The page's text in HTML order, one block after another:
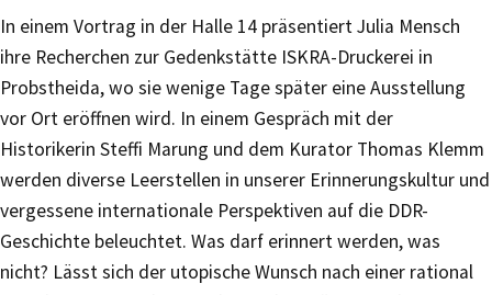
In einem Vortrag in der Halle 14 präsentiert Julia Mensch
ihre Recherchen zur Gedenkstätte ISKRA-Druckerei in
Probstheida, wo sie wenige Tage später eine Ausstellung
vor Ort eröffnen wird. In einem Gespräch mit der
Historikerin Steffi Marung und dem Kurator Thomas Klemm
werden diverse Leerstellen in unserer Erinnerungskultur und
vergessene internationale Perspektiven auf die DDR-
Geschichte beleuchtet. Was darf erinnert werden, was
nicht? Lässt sich der utopische Wunsch nach einer rational